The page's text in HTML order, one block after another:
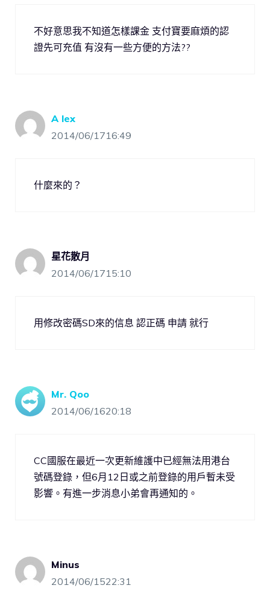
不好意思我不知道怎樣課金 支付寶要麻煩的認
證先可充值 有沒有一些方便的方法??
A lex
2014/06/1716:49
什麼來的？
星花散月
2014/06/1715:10
用修改密碼SD來的信息 認正碼 申請 就行
Mr. Qoo
2014/06/1620:18
CC國服在最近一次更新維護中已經無法用港台
號碼登錄，但6月12日或之前登錄的用戶暫未受
影響。有進一步消息小弟會再通知的。
Minus
2014/06/1522:31